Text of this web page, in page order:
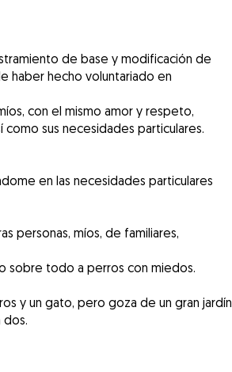
de base y modificación de
haber hecho voluntariado en
con el mismo amor y respeto,
sus necesidades particulares.
en las necesidades particulares
personas, míos, de familiares,
sobre todo a perros con miedos.
y un gato, pero goza de un gran jardín
dos.